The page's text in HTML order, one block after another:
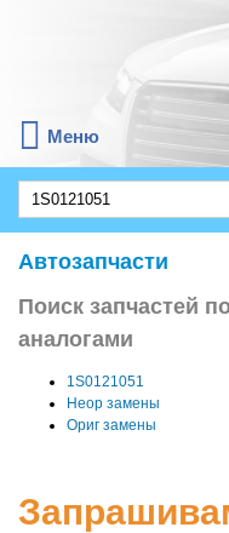
Меню
Автозапчасти
Поиск запчастей
аналогами
1S0121051
Неор замены
Ориг замены